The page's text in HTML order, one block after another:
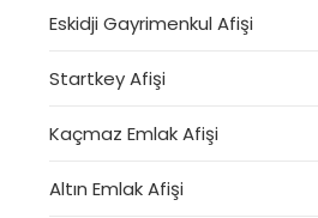
Eskidji Gayrimenkul Afişi
Startkey Afişi
Kaçmaz Emlak Afişi
Altın Emlak Afişi